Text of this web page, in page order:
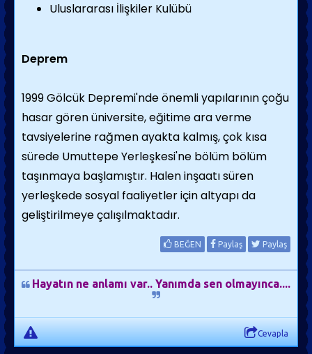
Uluslararası İlişkiler Kulübü
Deprem
1999 Gölcük Depremi'nde önemli yapılarının çoğu
hasar gören üniversite, eğitime ara verme
tavsiyelerine rağmen ayakta kalmış, çok kısa
sürede Umuttepe Yerleşkesi'ne bölüm bölüm
taşınmaya başlamıştır. Halen inşaatı süren
yerleşkede sosyal faaliyetler için altyapı da
geliştirilmeye çalışılmaktadır.
BEĞEN Paylaş Paylaş
Hayatın ne anlamı var.. Yanımda sen olmayınca....
Cevapla